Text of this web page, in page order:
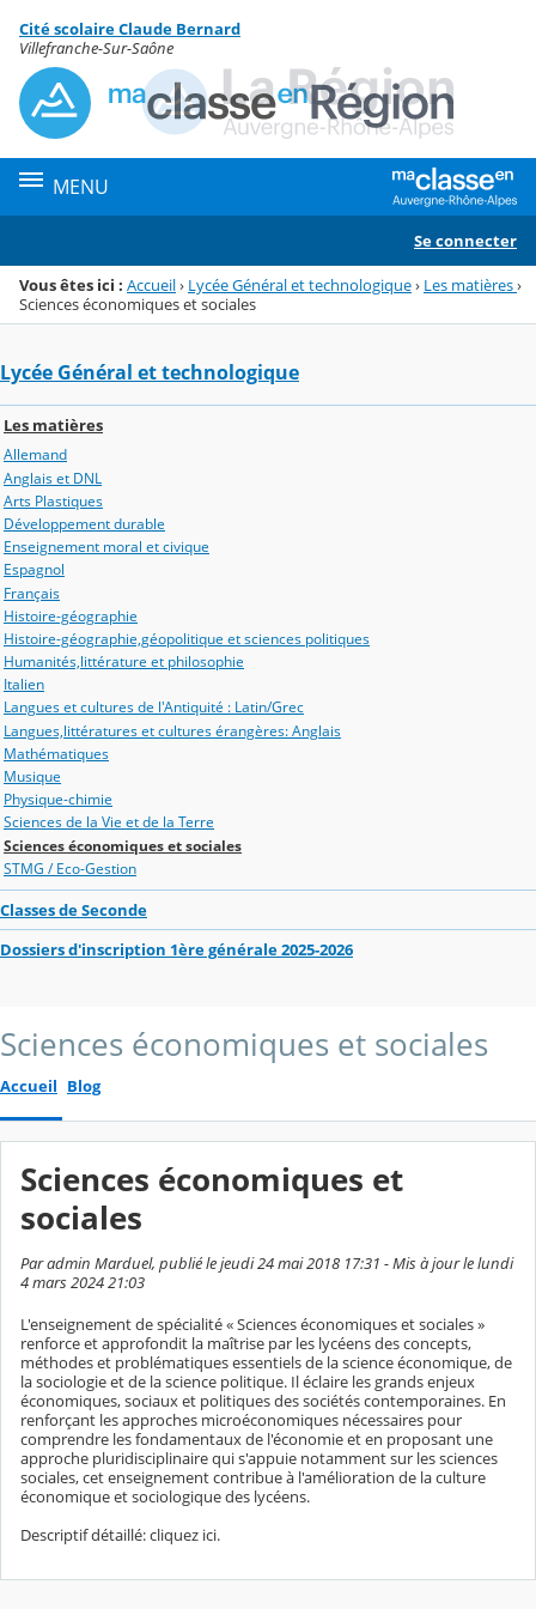
Menu de la rubrique
Contenu
Cité scolaire Claude Bernard
Villefranche-Sur-Saône
MENU
Se connecter
Vous êtes ici : Accueil› Lycée Général et technologique› Les matières›
Sciences économiques et sociales
Lycée Général et technologique
Les matières
Allemand
Anglais et DNL
Arts Plastiques
Développement durable
Enseignement moral et civique
Espagnol
Français
Histoire-géographie
Histoire-géographie,géopolitique et sciences politiques
Humanités,littérature et philosophie
Italien
Langues et cultures de l'Antiquité : Latin/Grec
Langues,littératures et cultures érangères: Anglais
Mathématiques
Musique
Physique-chimie
Sciences de la Vie et de la Terre
Sciences économiques et sociales
STMG / Eco-Gestion
Classes de Seconde
Dossiers d'inscription 1ère générale 2025-2026
Sciences économiques et sociales
Accueil Blog
Sciences économiques et
sociales
Par admin Marduel, publié le jeudi 24 mai 2018 17:31 - Mis à jour le lundi
4 mars 2024 21:03
L'enseignement de spécialité « Sciences économiques et sociales »
renforce et approfondit la maîtrise par les lycéens des concepts,
méthodes et problématiques essentiels de la science économique, de
la sociologie et de la science politique. Il éclaire les grands enjeux
économiques, sociaux et politiques des sociétés contemporaines. En
renforçant les approches microéconomiques nécessaires pour
comprendre les fondamentaux de l'économie et en proposant une
approche pluridisciplinaire qui s'appuie notamment sur les sciences
sociales, cet enseignement contribue à l'amélioration de la culture
économique et sociologique des lycéens.
Descriptif détaillé: cliquez ici.